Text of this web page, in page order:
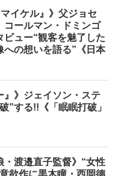
イケル』》父ジョセ
コールマン・ドミンゴ
ビュー“観客を魅了した
への想いを語る”《日本
』》ジェイソン・ステ
”する!!《「眠眠打破」
・渡邉直子監督》“女性